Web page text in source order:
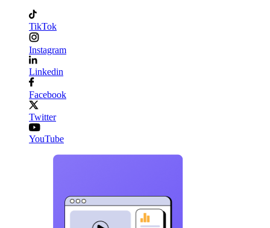
TikTok
Instagram
Linkedin
Facebook
Twitter
YouTube